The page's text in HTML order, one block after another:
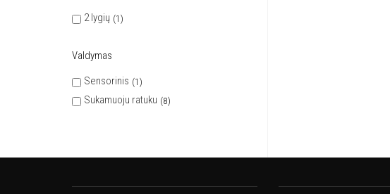
2 lygių
1
Valdymas
Sensorinis
1
Sukamuoju ratuku 8